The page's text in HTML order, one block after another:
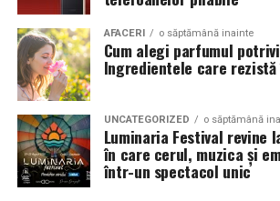
Cluj
Clujul este un oras in care vremea
iar drumurile din imprejurimi includ atat
cat si trasee montane sau colinare. O
de show trebuie sa ajunga la
fara probleme, indiferent de conditiile
Din acest motiv, tipul de anvelopa ales
AFACERI o săptămână inainte
Cum alegi parfumul
Ingredientele care
UNCATEGORIZED o săptămână
Luminaria Festival revine
în care cerul, muzica și
într-un spectacol unic